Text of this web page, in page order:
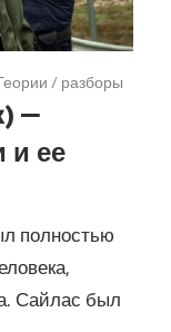
/ разборы
—
и ее
полностью
Сайлас был